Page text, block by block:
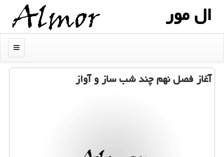
ال مور
منو
آغاز فصل نهم چند شب ساز و آواز